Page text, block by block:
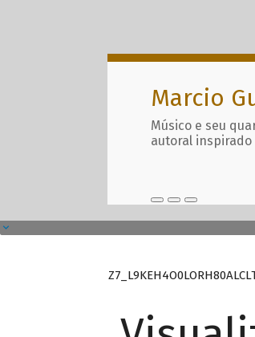
Marcio
Músico e seu
autoral inspirado